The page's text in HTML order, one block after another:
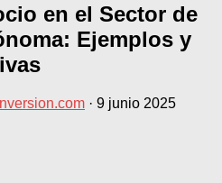
en el Sector de
Ejemplos y
· 9 junio 2025